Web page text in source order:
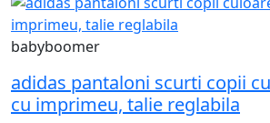
babyboomer
adidas pantaloni scurti copii
cu imprimeu, talie reglabila